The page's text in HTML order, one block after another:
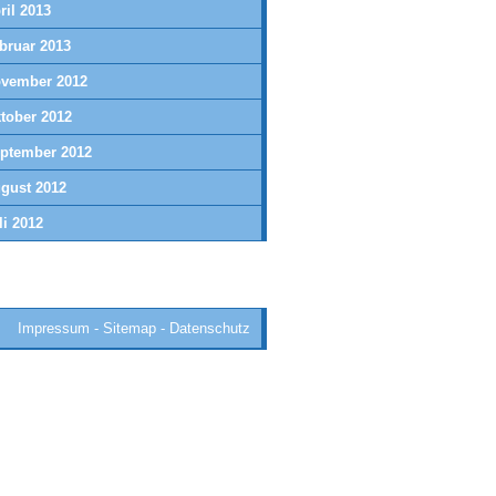
2013
2013
2012
2012
2012
2012
2012
Impressum - Sitemap - Datenschutz